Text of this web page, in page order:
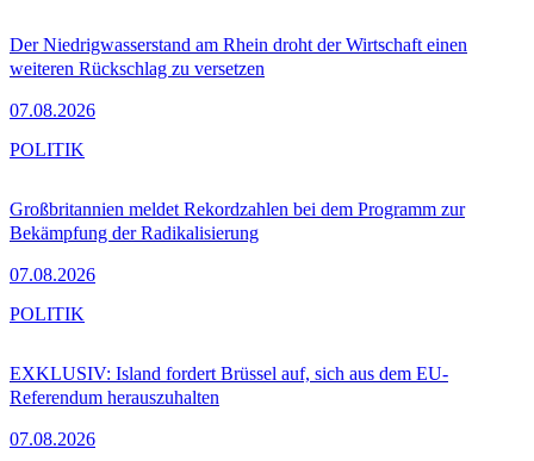
Der Niedrigwasserstand am Rhein droht der Wirtschaft einen
weiteren Rückschlag zu versetzen
07.08.2026
Großbritannien meldet Rekordzahlen bei dem Programm zur
Bekämpfung der Radikalisierung
07.08.2026
POLITIK
EXKLUSIV: Island fordert Brüssel auf, sich aus dem EU-
Referendum herauszuhalten
07.08.2026
POLITIK